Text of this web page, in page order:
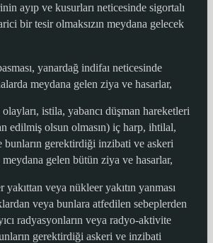
ayıp ve kusurları neticesinde sigortalı
bir tesir olmaksızın meydana gelecek
yanardağ indifaı neticesinde
meydana gelen ziya ve hasarlar,
istila, yabancı düşman hareketleri
edilmiş olsun olmasın) iç harp, ihtilal,
bunların gerektirdiği inzibati ve askeri
gelen bütün ziya ve hasarlar,
veya nükleer yakıtın yanması
veya bunlara atfedilen sebeplerden
radyasyonların veya radyo-aktivite
gerektirdiği askeri ve inzibati